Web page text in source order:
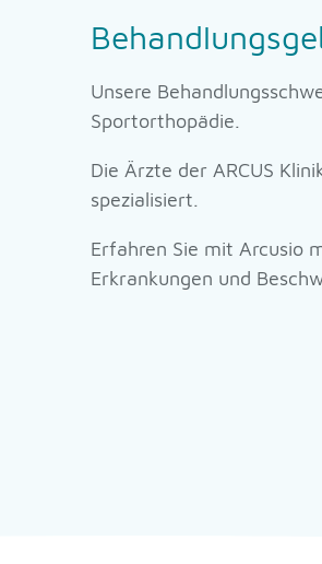
Unsere
Sportorthopädie.
Die Ärzte der ARCUS
spezialisiert.
Erfahren Sie mit Arcusio
Erkrankungen und